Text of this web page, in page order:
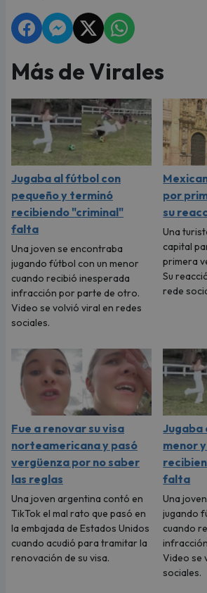
Más de Virales
Jugaba al fútbol con
pequeño y terminó
recibiendo "criminal"
falta
Una joven se encontraba
jugando fútbol con un menor
cuando recibió inesperada
infracción por parte de otro.
Video se volvió viral en redes
sociales.
por
su
Una
capital
primera
Su
rede
Fue a renovar su visa
norteamericana y pasó
vergüenza por no saber
las reglas
Una joven argentina contó en
TikTok el mal rato que pasó en
la embajada de Estados Unidos
cuando acudió para tramitar la
renovación de su visa.
Jugaba
menor
falta
Una
jugando
cuando
Video se
sociales.